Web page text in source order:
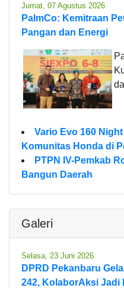
Jumat, 07 Agustus 2026
PalmCo: Kemitraan
Pangan dan Energi
Vario Evo 160
Komunitas Honda di
PTPN IV-Pemkab
Bangun Daerah
Galeri
Selasa, 23 Juni 2026
DPRD Pekanbaru
242, KolaborAksi Jadi